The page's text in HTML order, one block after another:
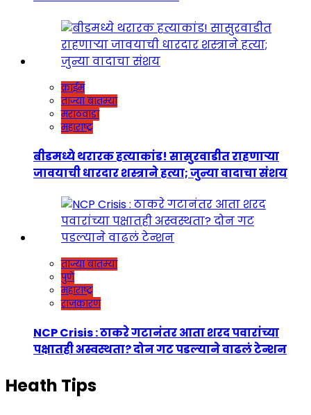
क्राईम
ताज्या बातम्या
मराठवाडा
महाराष्ट्र
बीडमध्ये थरारक हत्याकांड! सासुरवाडीत राहणाऱ्या
जावयाची धारदार शस्त्राने हत्या; जुन्या वादाचा संशय
ताज्या बातम्या
पुणे
महाराष्ट्र
राजकारण
NCP Crisis : ठाकरे गटानंतर आता शरद पवारांच्या
पक्षातही अस्वस्थता? दोन गट पडल्याने वाढलं टेन्शन
Heath Tips